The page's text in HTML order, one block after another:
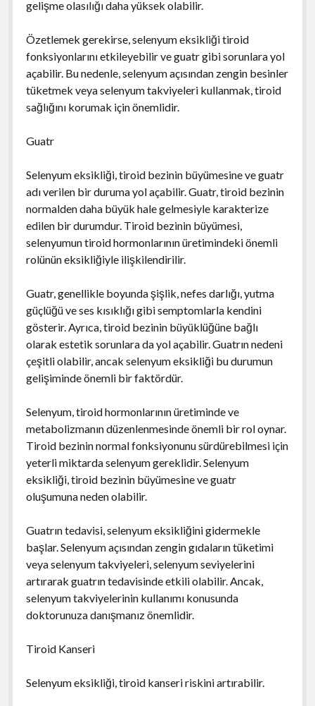
gelişme olasılığı daha yüksek olabilir.
Özetlemek gerekirse, selenyum eksikliği tiroid
fonksiyonlarını etkileyebilir ve guatr gibi sorunlara yol
açabilir. Bu nedenle, selenyum açısından zengin besinler
tüketmek veya selenyum takviyeleri kullanmak, tiroid
sağlığını korumak için önemlidir.
Guatr
Selenyum eksikliği, tiroid bezinin büyümesine ve guatr
adı verilen bir duruma yol açabilir. Guatr, tiroid bezinin
normalden daha büyük hale gelmesiyle karakterize
edilen bir durumdur. Tiroid bezinin büyümesi,
selenyumun tiroid hormonlarının üretimindeki önemli
rolünün eksikliğiyle ilişkilendirilir.
Guatr, genellikle boyunda şişlik, nefes darlığı, yutma
güçlüğü ve ses kısıklığı gibi semptomlarla kendini
gösterir. Ayrıca, tiroid bezinin büyüklüğüne bağlı
olarak estetik sorunlara da yol açabilir. Guatrın nedeni
çeşitli olabilir, ancak selenyum eksikliği bu durumun
gelişiminde önemli bir faktördür.
Selenyum, tiroid hormonlarının üretiminde ve
metabolizmanın düzenlenmesinde önemli bir rol oynar.
Tiroid bezinin normal fonksiyonunu sürdürebilmesi için
yeterli miktarda selenyum gereklidir. Selenyum
eksikliği, tiroid bezinin büyümesine ve guatr
oluşumuna neden olabilir.
Guatrın tedavisi, selenyum eksikliğini gidermekle
başlar. Selenyum açısından zengin gıdaların tüketimi
veya selenyum takviyeleri, selenyum seviyelerini
artırarak guatrın tedavisinde etkili olabilir. Ancak,
selenyum takviyelerinin kullanımı konusunda
doktorunuza danışmanız önemlidir.
Tiroid Kanseri
Selenyum eksikliği, tiroid kanseri riskini artırabilir.